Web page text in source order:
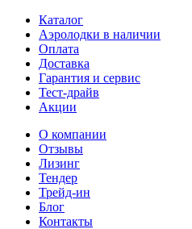
Каталог
Аэролодки в наличии
Оплата
Доставка
Гарантия и сервис
Тест-драйв
Акции
О компании
Отзывы
Лизинг
Тендер
Трейд-ин
Блог
Контакты